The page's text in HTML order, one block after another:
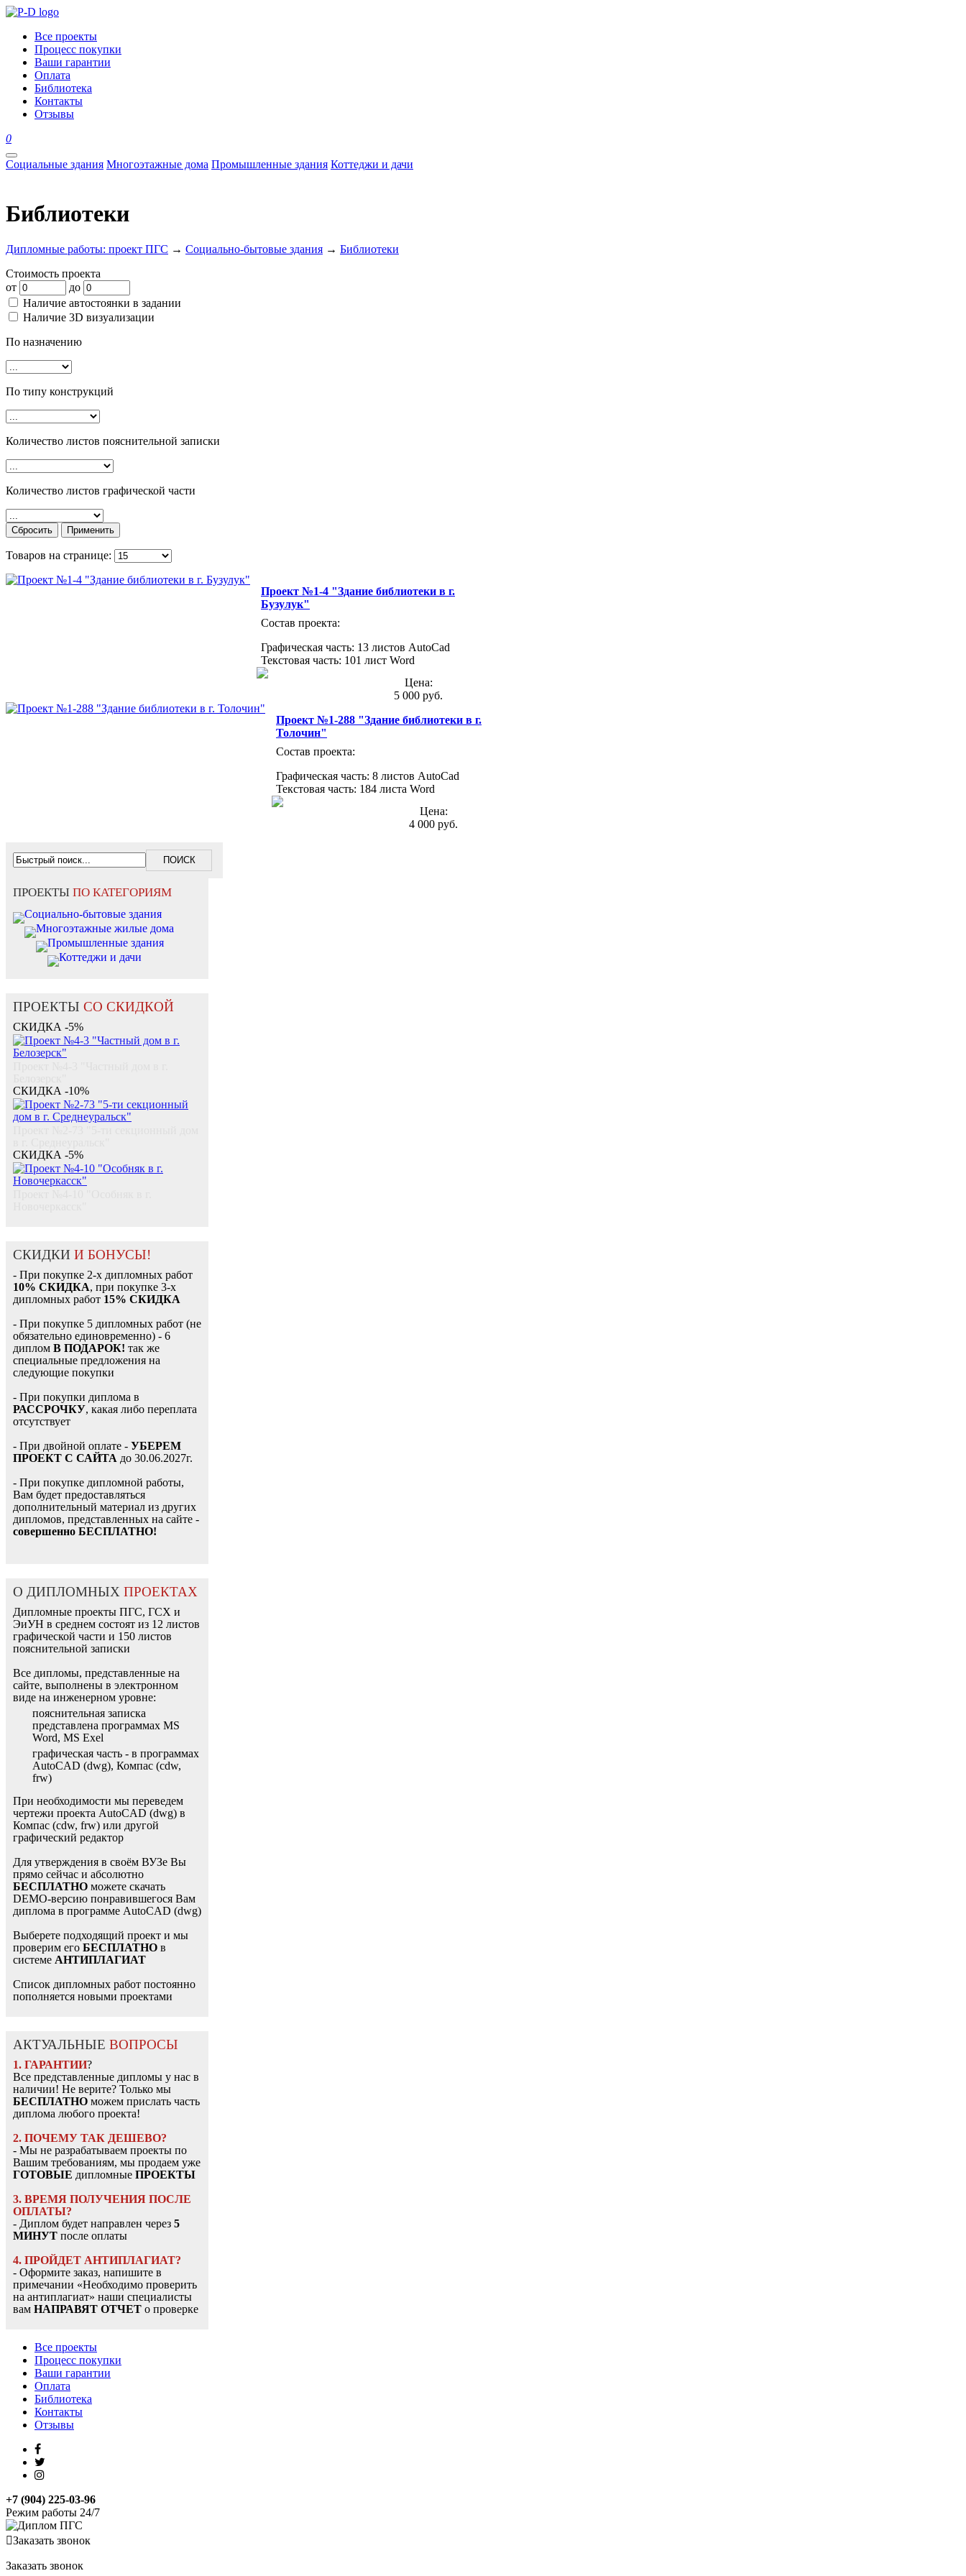
Все проекты
Процесс покупки
Ваши гарантии
Оплата
Библиотека
Контакты
Отзывы
0
Социальные здания Многоэтажные дома Промышленные здания Коттеджи и дачи
Библиотеки
Дипломные работы: проект ПГС → Социально-бытовые здания → Библиотеки
Стоимость проекта
от
до
Наличие автостоянки в задании
Наличие 3D визуализации
По назначению
По типу конструкций
Количество листов пояснительной записки
Количество листов графической части
Товаров на странице:
Проект №1-4 "Здание библиотеки в г.
Бузулук"
Состав проекта:
Графическая часть: 13 листов AutoCad
Текстовая часть: 101 лист Word
Цена:
5 000 руб.
Проект №1-288 "Здание библиотеки в г.
Толочин"
Состав проекта:
Графическая часть: 8 листов AutoCad
Текстовая часть: 184 листа Word
Цена:
4 000 руб.
ПРОЕКТЫ ПО КАТЕГОРИЯМ
Социально-бытовые здания
Многоэтажные жилые дома
Промышленные здания
Коттеджи и дачи
ПРОЕКТЫ СО СКИДКОЙ
СКИДКА -5%
СКИДКА -10%
СКИДКА -5%
СКИДКИ И БОНУСЫ!
- При покупке 2-х дипломных работ
10% СКИДКА, при покупке 3-х
дипломных работ 15% СКИДКА
- При покупке 5 дипломных работ (не
обязательно единовременно) - 6
диплом В ПОДАРОК! так же
специальные предложения на
следующие покупки
- При покупки диплома в
РАССРОЧКУ, какая либо переплата
отсутствует
- При двойной оплате - УБЕРЕМ
ПРОЕКТ С САЙТА до 30.06.2027г.
- При покупке дипломной работы,
Вам будет предоставляться
дополнительный материал из других
дипломов, представленных на сайте -
совершенно БЕСПЛАТНО!
О ДИПЛОМНЫХ ПРОЕКТАХ
Дипломные проекты ПГС, ГСХ и
ЭиУН в среднем состоят из 12 листов
графической части и 150 листов
пояснительной записки
Все дипломы, представленные на
сайте, выполнены в электронном
виде на инженерном уровне:
пояснительная записка
представлена программах MS
Word, MS Exel
графическая часть - в программах
AutoCAD (dwg), Компас (cdw,
frw)
При необходимости мы переведем
чертежи проекта AutoCAD (dwg) в
Компас (cdw, frw) или другой
графический редактор
Для утверждения в своём ВУЗе Вы
прямо сейчас и абсолютно
БЕСПЛАТНО можете скачать
DEMO-версию понравившегося Вам
диплома в программе AutoCAD (dwg)
Выберете подходящий проект и мы
проверим его БЕСПЛАТНО в
системе АНТИПЛАГИАТ
Список дипломных работ постоянно
пополняется новыми проектами
АКТУАЛЬНЫЕ ВОПРОСЫ
1. ГАРАНТИИ?
Все представленные дипломы у нас в
наличии! Не верите? Только мы
БЕСПЛАТНО можем прислать часть
диплома любого проекта!
2. ПОЧЕМУ ТАК ДЕШЕВО?
- Мы не разрабатываем проекты по
Вашим требованиям, мы продаем уже
ГОТОВЫЕ дипломные ПРОЕКТЫ
3. ВРЕМЯ ПОЛУЧЕНИЯ ПОСЛЕ
ОПЛАТЫ?
- Диплом будет направлен через 5
МИНУТ после оплаты
4. ПРОЙДЕТ АНТИПЛАГИАТ?
- Оформите заказ, напишите в
примечании «Необходимо проверить
на антиплагиат» наши специалисты
вам НАПРАВЯТ ОТЧЕТ о проверке
Все проекты
Процесс покупки
Ваши гарантии
Оплата
Библиотека
Контакты
Отзывы
+7 (904) 225-03-96
Режим работы 24/7
Заказать звонок
Заказать звонок